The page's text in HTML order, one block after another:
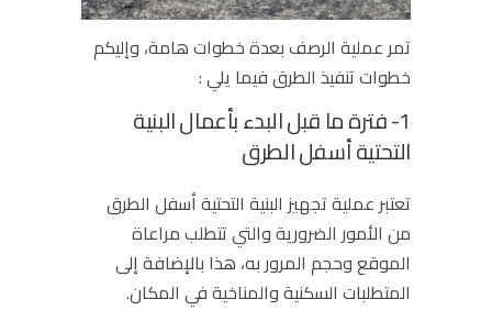
تمر عملية الرصف بعدة خطوات هامة، وإليكم
خطوات تنفيذ الطرق فيما يلي :
1- فترة ما قبل البدء بأعمال البنية
التحتية أسفل الطرق
تعتبر عملية تجهيز البنية التحتية أسفل الطرق
من الأمور الضرورية والتي تتطلب مراعاة
الموقع وحجم المرور به، هذا بالإضافة إلى
المتطلبات السكنية والمناخية في المكان.